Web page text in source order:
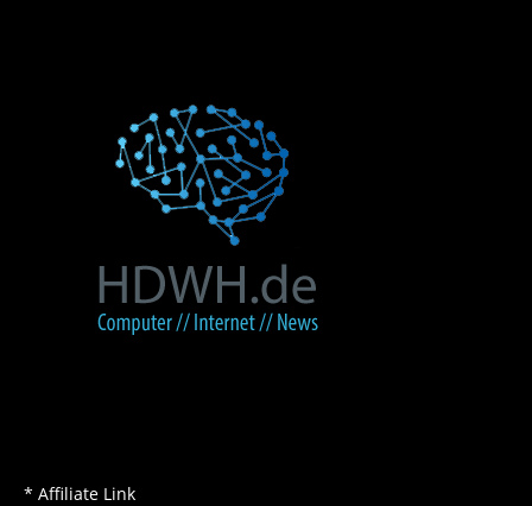
* Affiliate Link